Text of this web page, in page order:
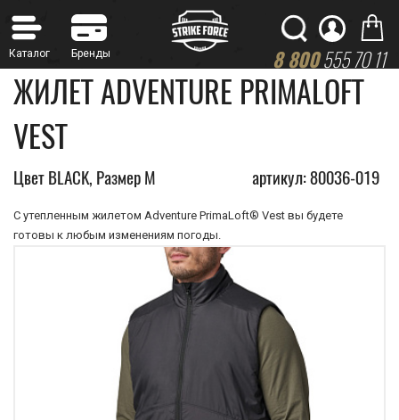
8 800555 70 11
ЖИЛЕТ ADVENTURE PRIMALOFT
VEST
Цвет BLACK, Размер M артикул: 80036-019
С утепленным жилетом Adventure PrimaLoft® Vest вы будете
готовы к любым изменениям погоды.